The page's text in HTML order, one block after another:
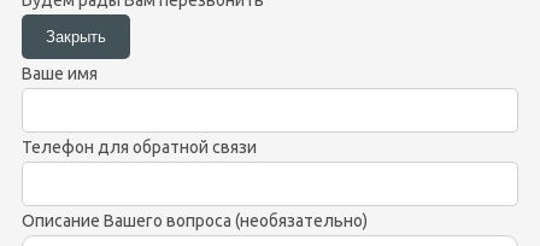
Ваше имя
Телефон для обратной связи
Описание Вашего вопроса (необязательно)